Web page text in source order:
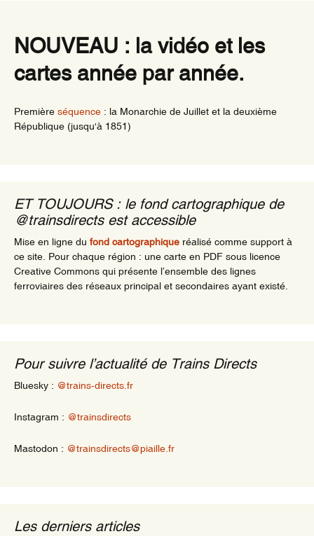
NOUVEAU : la vidéo et les
cartes année par année.
Première séquence : la Monarchie de Juillet et la deuxième
République (jusqu'à 1851)
ET TOUJOURS : le fond cartographique de
@trainsdirects est accessible
Mise en ligne du fond cartographique réalisé comme support à
ce site. Pour chaque région : une carte en PDF sous licence
Creative Commons qui présente l’ensemble des lignes
ferroviaires des réseaux principal et secondaires ayant existé.
Pour suivre l’actualité de Trains Directs
Bluesky : @trains-directs.fr
Instagram : @trainsdirects
Mastodon : @trainsdirects@piaille.fr
Les derniers articles